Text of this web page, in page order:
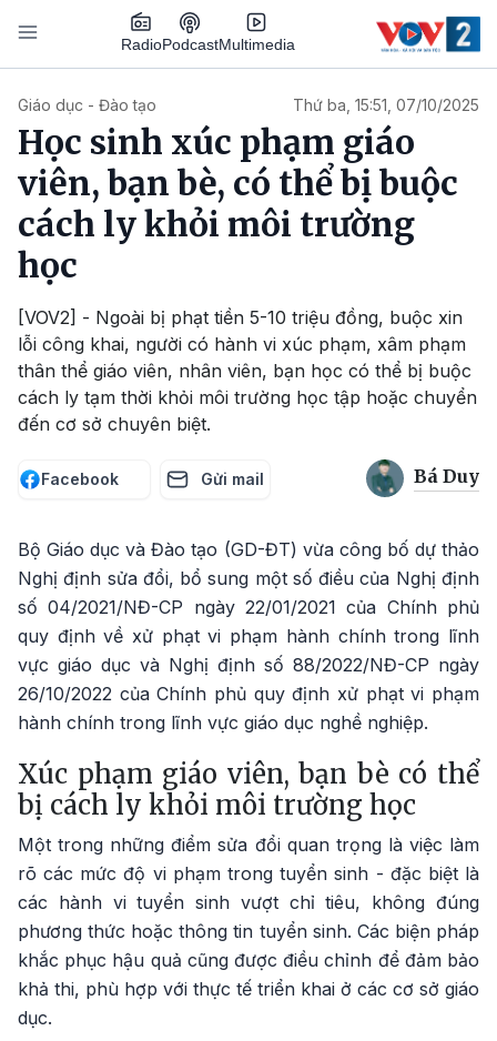
Nhảy đến nội dung
RadioPodcastMultimedia
Giáo dục - Đào tạo Thứ ba, 15:51, 07/10/2025
Học sinh xúc phạm giáo
viên, bạn bè, có thể bị buộc
cách ly khỏi môi trường
học
[VOV2] - Ngoài bị phạt tiền 5-10 triệu đồng, buộc xin
lỗi công khai, người có hành vi xúc phạm, xâm phạm
thân thể giáo viên, nhân viên, bạn học có thể bị buộc
cách ly tạm thời khỏi môi trường học tập hoặc chuyển
đến cơ sở chuyên biệt.
Facebook Gửi mail Bá Duy
Bộ Giáo dục và Đào tạo (GD-ĐT) vừa công bố dự thảo
Nghị định sửa đổi, bổ sung một số điều của Nghị định
số 04/2021/NĐ-CP ngày 22/01/2021 của Chính phủ
quy định về xử phạt vi phạm hành chính trong lĩnh
vực giáo dục và Nghị định số 88/2022/NĐ-CP ngày
26/10/2022 của Chính phủ quy định xử phạt vi phạm
hành chính trong lĩnh vực giáo dục nghề nghiệp.
Xúc phạm giáo viên, bạn bè có thể
bị cách ly khỏi môi trường học
Một trong những điểm sửa đổi quan trọng là việc làm
rõ các mức độ vi phạm trong tuyển sinh - đặc biệt là
các hành vi tuyển sinh vượt chỉ tiêu, không đúng
phương thức hoặc thông tin tuyển sinh. Các biện pháp
khắc phục hậu quả cũng được điều chỉnh để đảm bảo
khả thi, phù hợp với thực tế triển khai ở các cơ sở giáo
dục.